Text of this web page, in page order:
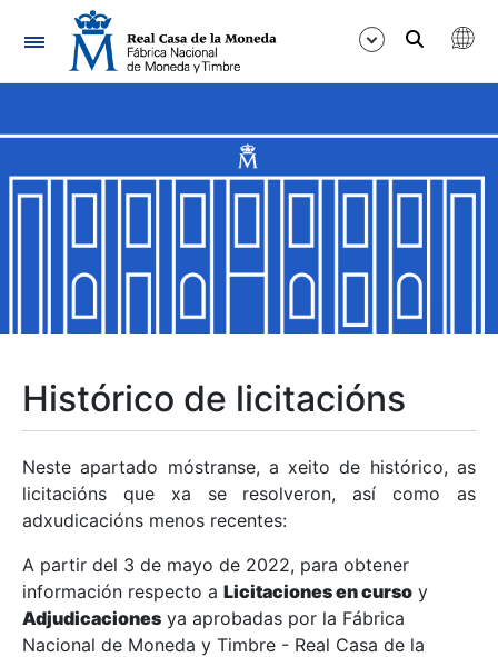
Navegación
Mostrar/Ocultar
Mostrar/Ocultar
Mostrar/Ocultar
Mostrar/Ocultar
Mostrar/Ocultar
Mostrar/Ocultar
Histórico de licitacións
Neste apartado móstranse, a xeito de histórico, as
licitacións que xa se resolveron, así como as
adxudicacións menos recentes:
A partir del 3 de mayo de 2022, para obtener
información respecto a Licitaciones en curso y
Adjudicaciones ya aprobadas por la Fábrica
Nacional de Moneda y Timbre - Real Casa de la